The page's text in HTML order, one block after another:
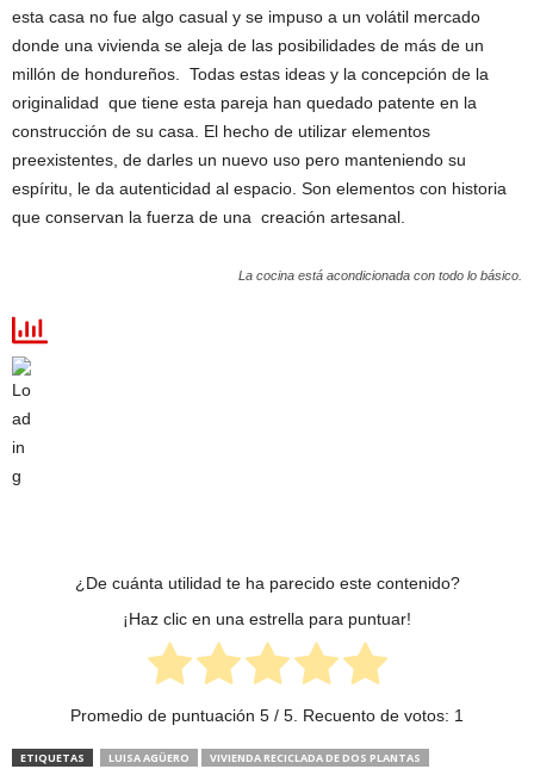
esta casa no fue algo casual y se impuso a un volátil mercado
donde una vivienda se aleja de las posibilidades de más de un
millón de hondureños. Todas estas ideas y la concepción de la
originalidad que tiene esta pareja han quedado patente en la
construcción de su casa. El hecho de utilizar elementos
preexistentes, de darles un nuevo uso pero manteniendo su
espíritu, le da autenticidad al espacio. Son elementos con historia
que conservan la fuerza de una creación artesanal.
La cocina está acondicionada con todo lo básico.
¿De cuánta utilidad te ha parecido este contenido?
¡Haz clic en una estrella para puntuar!
Promedio de puntuación 5 / 5. Recuento de votos: 1
ETIQUETAS LUISA AGÜERO VIVIENDA RECICLADA DE DOS PLANTAS